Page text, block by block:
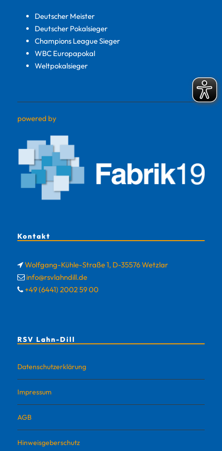
Deutscher Meister
Deutscher Pokalsieger
Champions League Sieger
WBC Europapokal
Weltpokalsieger
powered by
Kontakt
Wolfgang-Kühle-Straße 1, D-35576 Wetzlar
info@rsvlahndill.de
+49 (6441) 2002 59 00
RSV Lahn-Dill
Datenschutzerklärung
Impressum
AGB
Hinweisgeberschutz